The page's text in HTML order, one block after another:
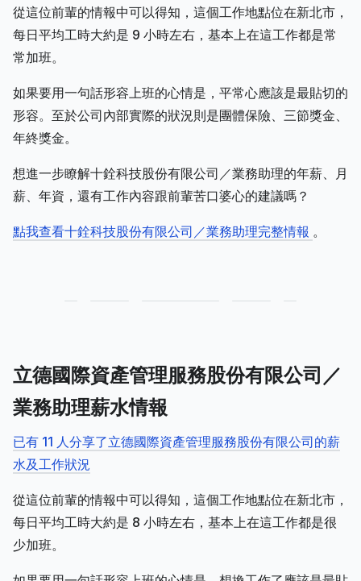
從這位前輩的情報中可以得知，這個工作地點位在新北市，
每日平均工時大約是 9 小時左右，基本上在這工作都是常
常加班。
如果要用一句話形容上班的心情是，平常心應該是最貼切的
形容。至於公司內部實際的狀況則是團體保險、三節獎金、
年終獎金。
想進一步瞭解十銓科技股份有限公司／業務助理的年薪、月
薪、年資，還有工作內容跟前輩苦口婆心的建議嗎？
點我查看十銓科技股份有限公司／業務助理完整情報 。
立德國際資產管理服務股份有限公司／
業務助理薪水情報
已有 11 人分享了立德國際資產管理服務股份有限公司的薪
水及工作狀況
從這位前輩的情報中可以得知，這個工作地點位在新北市，
每日平均工時大約是 8 小時左右，基本上在這工作都是很
少加班。